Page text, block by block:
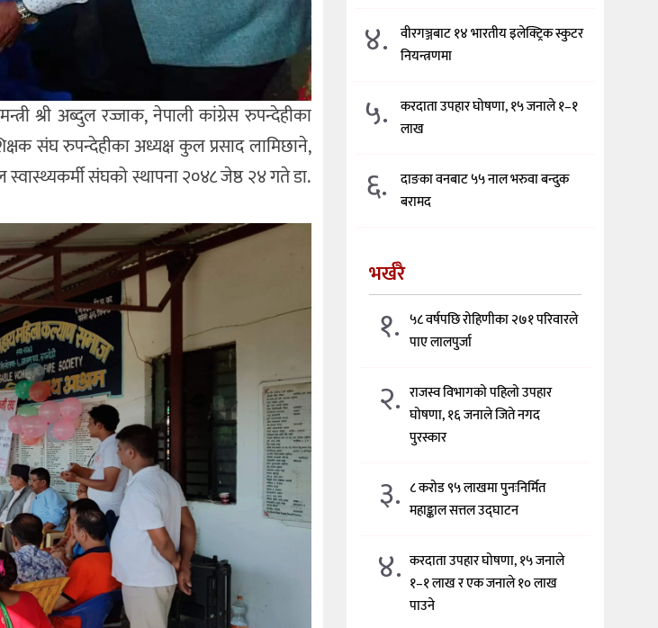
श्री अब्दुल रज्जाक, नेपाली कांग्रेस रुपन्देहीका
संघ रुपन्देहीका अध्यक्ष कुल प्रसाद लामिछाने,
संघको स्थापना २०४८ जेष्ठ २४ गते डा.
४.
वीरगञ्जबाट १४ भारतीय इलेक्ट्रिक स्कुटर
नियन्त्रणमा
५.
करदाता उपहार घोषणा, १५ जनाले १–१
लाख
६.
दाङका वनबाट ५५ नाल भरुवा बन्दुक
बरामद
भर्खरै
१. ५८ वर्षपछि रोहिणीका २७१ परिवारले
पाए लालपुर्जा
२. राजस्व विभागको पहिलो उपहार
घोषणा, १६ जनाले जिते नगद
पुरस्कार
३. ८ करोड ९५ लाखमा पुनःनिर्मित
महाङ्काल सत्तल उद्घाटन
४. करदाता उपहार घोषणा, १५ जनाले
१–१ लाख र एक जनाले १० लाख
पाउने